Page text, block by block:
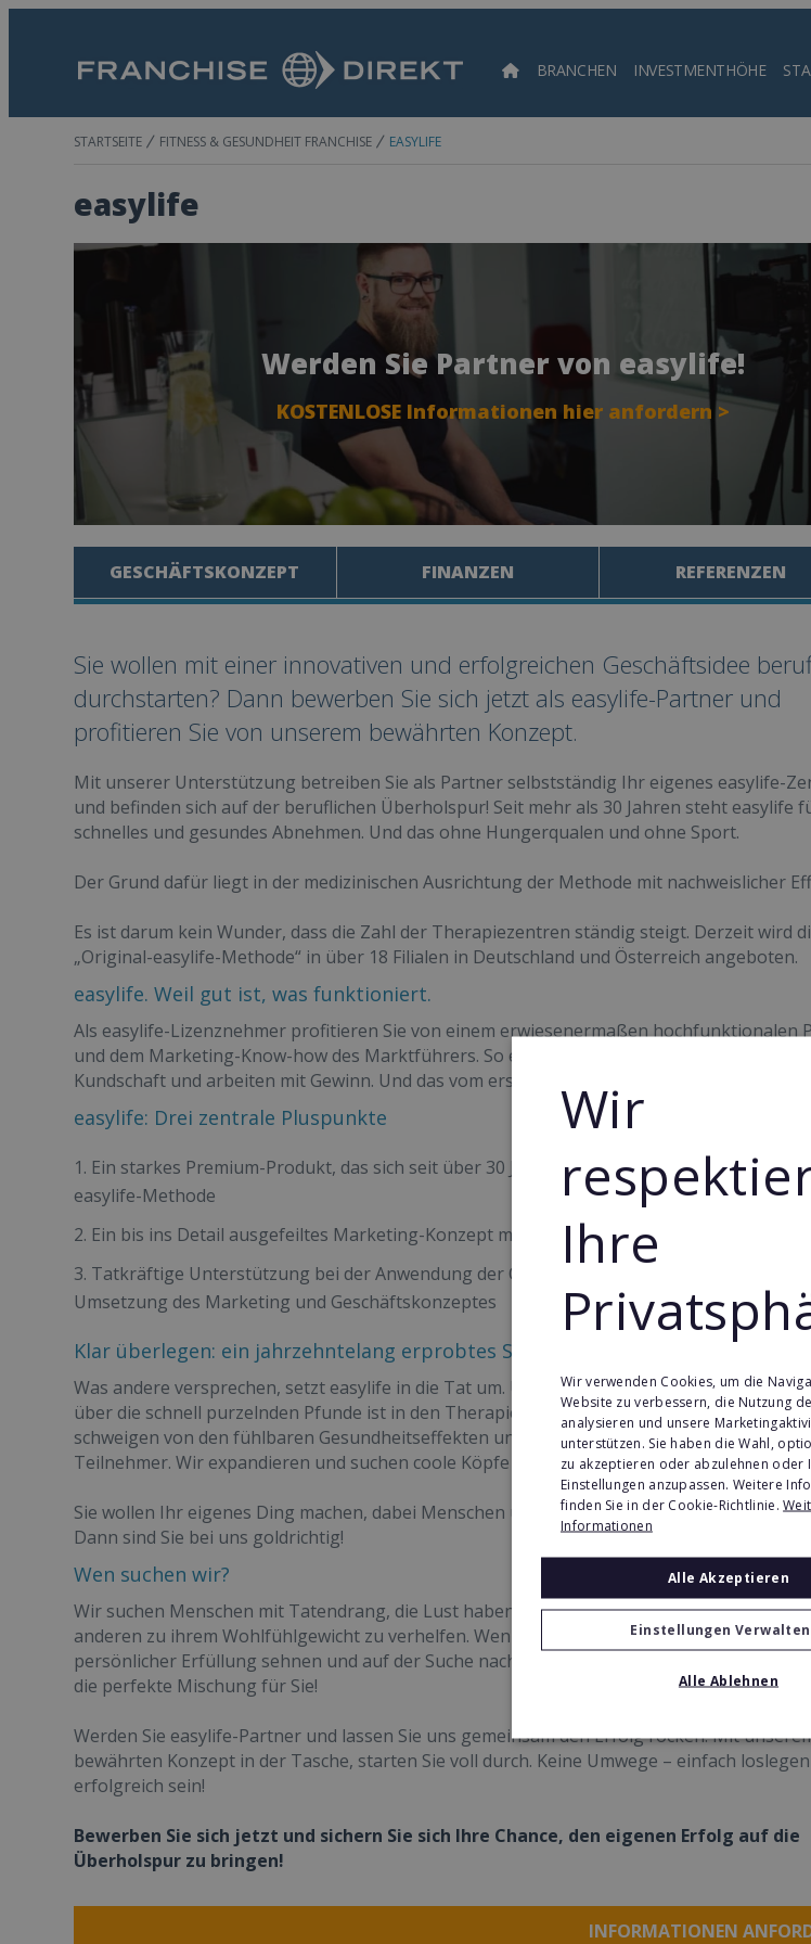
BRANCHEN INVESTMENTHÖHE
STARTSEITE FITNESS & GESUNDHEIT FRANCHISE EASYLIFE
easylife
Werden Sie Partner von easylife!
KOSTENLOSE Informationen hier anfordern >
GESCHÄFTSKONZEPT FINANZEN REFERENZEN
Sie wollen mit einer innovativen und erfolgreichen Geschäftsidee
durchstarten? Dann bewerben Sie sich jetzt als easylife-Partner und
profitieren Sie von unserem bewährten Konzept.
Mit unserer Unterstützung betreiben Sie als Partner selbstständig Ihr eigenes easylife-
und befinden sich auf der beruflichen Überholspur! Seit mehr als 30 Jahren steht easylife
schnelles und gesundes Abnehmen. Und das ohne Hungerqualen und ohne Sport.
Der Grund dafür liegt in der medizinischen Ausrichtung der Methode mit nachweislicher
Es ist darum kein Wunder, dass die Zahl der Therapiezentren ständig steigt. Derzeit wird
„Original-easylife-Methode“ in über 18 Filialen in Deutschland und Österreich angeboten.
easylife. Weil gut ist, was funktioniert.
Als easylife-Lizenznehmer profitieren Sie von einem erwiesenermaßen hochfunktionalen
und dem Marketing-Know-how des Marktführers. So erfreuen Sie sich einer begeisterten
Kundschaft und arbeiten mit Gewinn. Und das vom ersten Tag an.
easylife: Drei zentrale Pluspunkte
Ein starkes Premium-Produkt, das sich seit über 30 Jahren am Markt durchsetzt: die
easylife-Methode
Ein bis ins Detail ausgefeiltes Marketing-Konzept mit vielen starken Maßnahmen und
Tatkräftige Unterstützung bei der Anwendung der Original-easylife-Methode sowie bei
Umsetzung des Marketing und Geschäftskonzeptes
Klar überlegen: ein jahrzehntelang erprobtes System.
Was andere versprechen, setzt easylife in die Tat um. Und das mit starken Feedbacks: Die
über die schnell purzelnden Pfunde ist in den Therapiezentren mit Händen zu greifen.
schweigen von den fühlbaren Gesundheitseffekten und dem strahlendfrischen Teint der
Teilnehmer. Wir expandieren und suchen coole Köpfe mit Drive!
Sie wollen Ihr eigenes Ding machen, dabei Menschen unterstützen und Erfolg groß
Dann sind Sie bei uns goldrichtig!
Wen suchen wir?
Wir suchen Menschen mit Tatendrang, die Lust haben, selbstständig durchzustarten und
anderen zu ihrem Wohlfühlgewicht zu verhelfen. Wenn Sie gerne mit Menschen arbeiten,
persönlicher Erfüllung sehnen und auf der Suche nach einer Erfolgsformel sind – dann
die perfekte Mischung für Sie!
Werden Sie easylife-Partner und lassen Sie uns gemeinsam den Erfolg rocken. Mit
bewährten Konzept in der Tasche, starten Sie voll durch. Keine Umwege – einfach
erfolgreich sein!
Bewerben Sie sich jetzt und sichern Sie sich Ihre Chance, den eigenen Erfolg auf die
Überholspur zu bringen!
INFORMATIONEN
Wir
Ihre
Wir verwenden Cookies, um die
Website zu verbessern, die Nutzung
analysieren und unsere
unterstützen. Sie haben die Wahl,
zu akzeptieren oder abzulehnen oder
Einstellungen anzupassen. Weitere
finden Sie in der Cookie-Richtlinie.
Informationen
Alle Akzeptieren
Einstellungen Verwalten
Alle Ablehnen